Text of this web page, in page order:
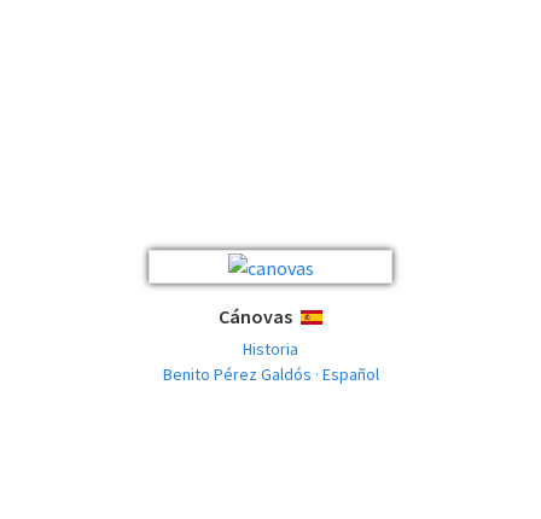
Cánovas ESPAÑOL
Historia
Benito Pérez Galdós · Español